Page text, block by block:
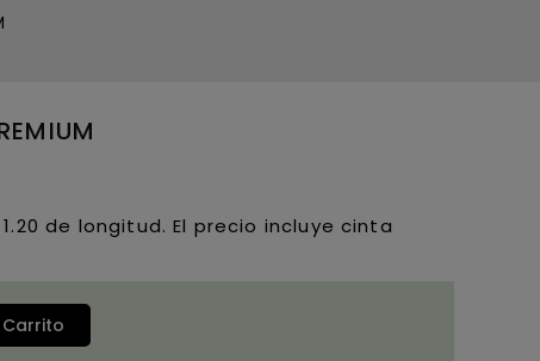
de longitud. El precio incluye cinta